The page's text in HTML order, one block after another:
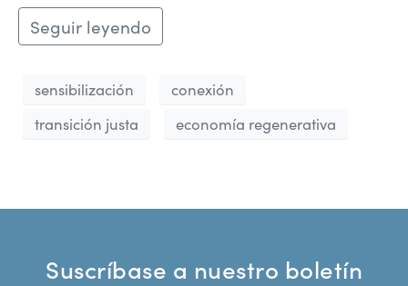
Seguir leyendo
sensibilización
conexión
transición justa
economía regenerativa
Suscríbase a nuestro boletín